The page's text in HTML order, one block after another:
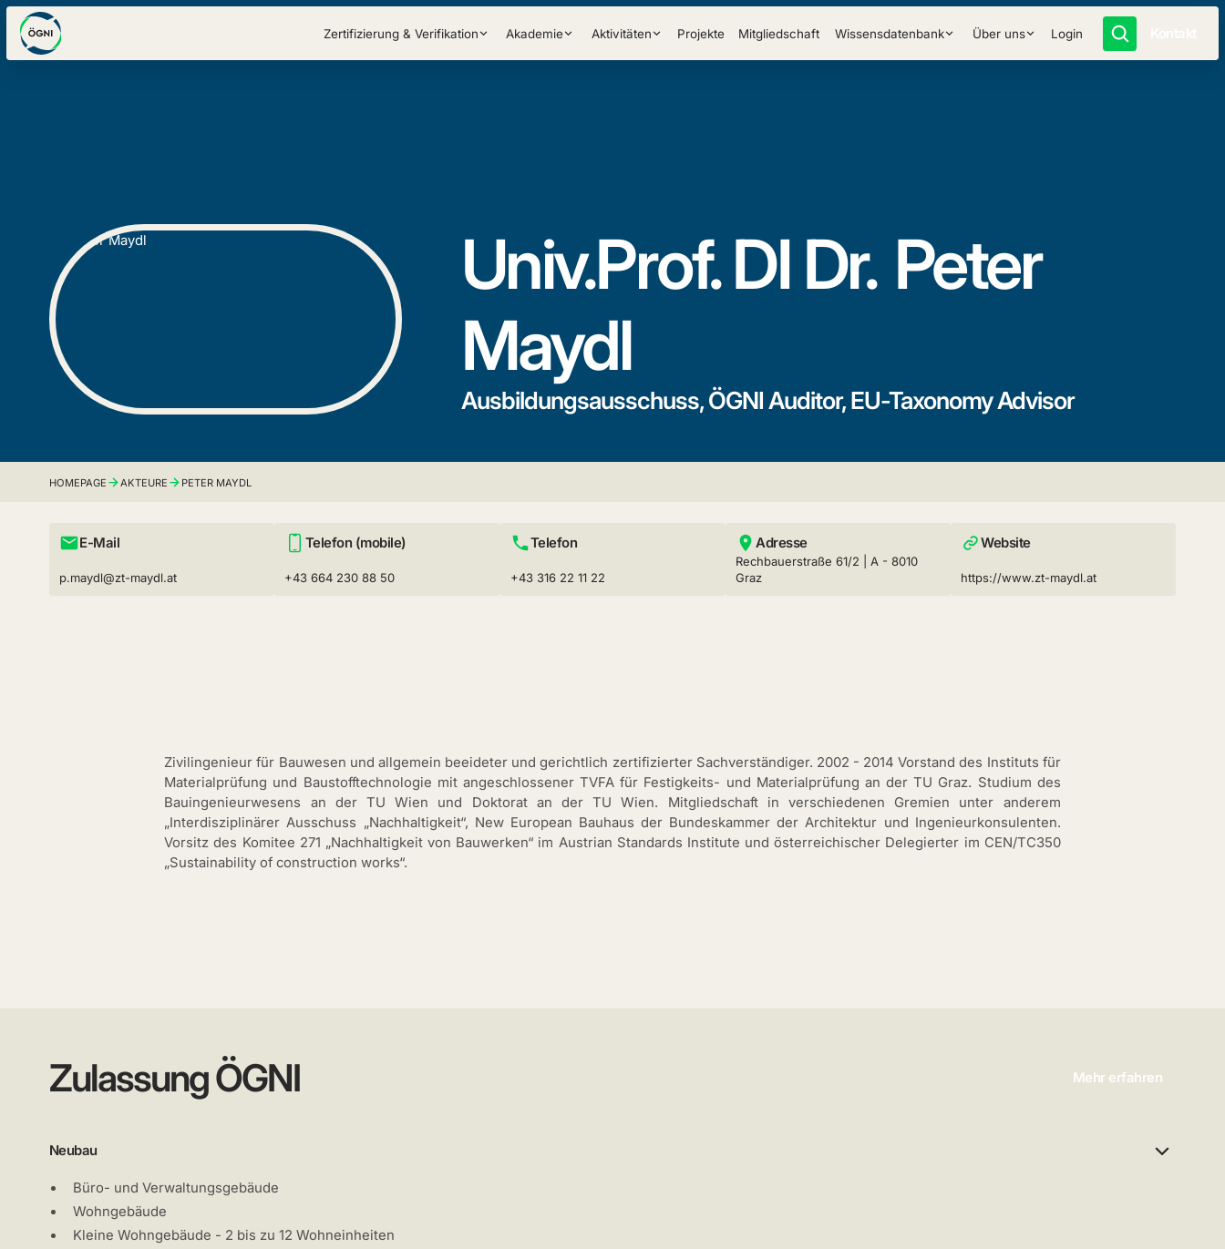
Zertifizierung & Verifikation Akademie Aktivitäten Projekte Mitgliedschaft Wissensdatenbank Über uns Login
Univ.Prof. DI Dr. Peter
Maydl
Ausbildungsausschuss, ÖGNI Auditor, EU-Taxonomy Advisor
HOMEPAGE AKTEURE PETER MAYDL
E-Mail
p.maydl@zt-maydl.at
Telefon (mobile)
+43 664 230 88 50
Telefon
+43 316 22 11 22
Adresse
Rechbauerstraße 61/2 | A - 8010
Graz
Website
https://www.zt-maydl.at
Zivilingenieur für Bauwesen und allgemein beeideter und gerichtlich zertifizierter Sachverständiger. 2002 - 2014 Vorstand des Instituts für
Materialprüfung und Baustofftechnologie mit angeschlossener TVFA für Festigkeits- und Materialprüfung an der TU Graz. Studium des
Bauingenieurwesens an der TU Wien und Doktorat an der TU Wien. Mitgliedschaft in verschiedenen Gremien unter anderem
„Interdisziplinärer Ausschuss „Nachhaltigkeit“, New European Bauhaus der Bundeskammer der Architektur und Ingenieurkonsulenten.
Vorsitz des Komitee 271 „Nachhaltigkeit von Bauwerken“ im Austrian Standards Institute und österreichischer Delegierter im CEN/TC350
„Sustainability of construction works“.
Zulassung ÖGNI Mehr erfahren
Neubau
Büro- und Verwaltungsgebäude
Wohngebäude
Kleine Wohngebäude - 2 bis zu 12 Wohneinheiten